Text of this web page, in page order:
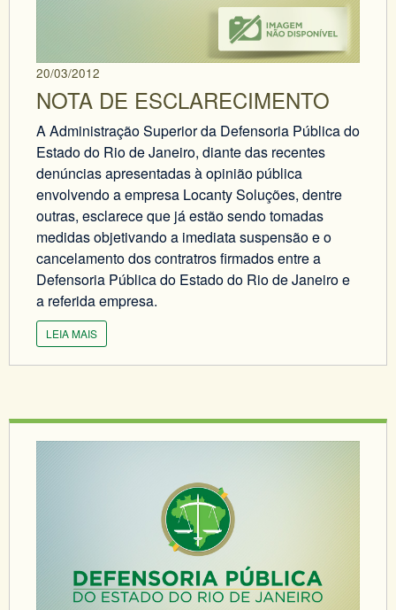
20/03/2012
NOTA DE ESCLARECIMENTO
A Administração Superior da Defensoria Pública do
Estado do Rio de Janeiro, diante das recentes
denúncias apresentadas à opinião pública
envolvendo a empresa Locanty Soluções, dentre
outras, esclarece que já estão sendo tomadas
medidas objetivando a imediata suspensão e o
cancelamento dos contratros firmados entre a
Defensoria Pública do Estado do Rio de Janeiro e
a referida empresa.
LEIA MAIS